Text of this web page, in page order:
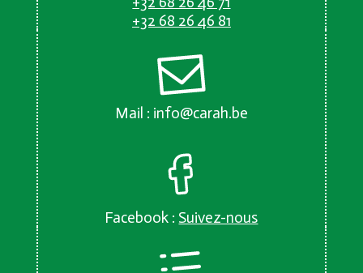
+32 68 26 46 81
Mail : info@carah.be
Facebook : Suivez-nous